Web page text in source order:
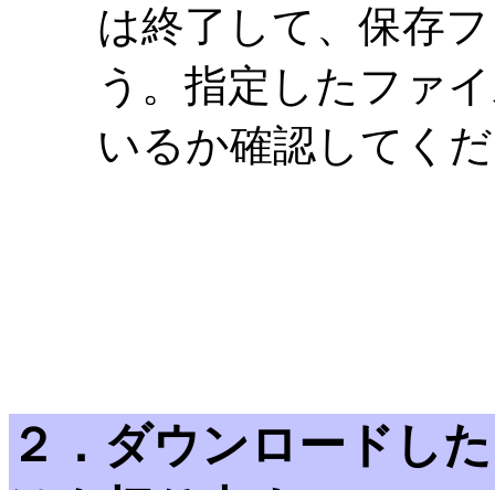
は終了して、保存
う。指定したファ
いるか確認してく
２．ダウンロードし